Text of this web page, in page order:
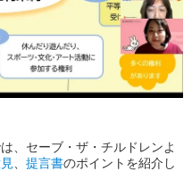
、セーブ・ザ・チルドレンよ
提言書のポイントを紹介し